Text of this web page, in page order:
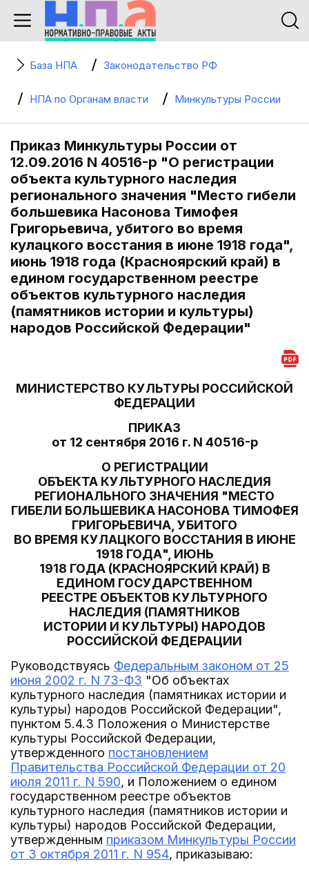
База НПА Законодательство РФ
НПА по Органам власти Минкультуры России
Приказ Минкультуры России от
12.09.2016 N 40516-р "О регистрации
объекта культурного наследия
регионального значения "Место гибели
большевика Насонова Тимофея
Григорьевича, убитого во время
кулацкого восстания в июне 1918 года",
июнь 1918 года (Красноярский край) в
едином государственном реестре
объектов культурного наследия
(памятников истории и культуры)
народов Российской Федерации"
МИНИСТЕРСТВО КУЛЬТУРЫ РОССИЙСКОЙ
ФЕДЕРАЦИИ
ПРИКАЗ
от 12 сентября 2016 г. N 40516-р
О РЕГИСТРАЦИИ
ОБЪЕКТА КУЛЬТУРНОГО НАСЛЕДИЯ
РЕГИОНАЛЬНОГО ЗНАЧЕНИЯ "МЕСТО
ГИБЕЛИ БОЛЬШЕВИКА НАСОНОВА ТИМОФЕЯ
ГРИГОРЬЕВИЧА, УБИТОГО
ВО ВРЕМЯ КУЛАЦКОГО ВОССТАНИЯ В ИЮНЕ
1918 ГОДА", ИЮНЬ
1918 ГОДА (КРАСНОЯРСКИЙ КРАЙ) В
ЕДИНОМ ГОСУДАРСТВЕННОМ
РЕЕСТРЕ ОБЪЕКТОВ КУЛЬТУРНОГО
НАСЛЕДИЯ (ПАМЯТНИКОВ
ИСТОРИИ И КУЛЬТУРЫ) НАРОДОВ
РОССИЙСКОЙ ФЕДЕРАЦИИ
Руководствуясь Федеральным законом от 25
июня 2002 г. N 73-ФЗ "Об объектах
культурного наследия (памятниках истории и
культуры) народов Российской Федерации",
пунктом 5.4.3 Положения о Министерстве
культуры Российской Федерации,
утвержденного постановлением
Правительства Российской Федерации от 20
июля 2011 г. N 590, и Положением о едином
государственном реестре объектов
культурного наследия (памятников истории и
культуры) народов Российской Федерации,
утвержденным приказом Минкультуры России
от 3 октября 2011 г. N 954, приказываю: